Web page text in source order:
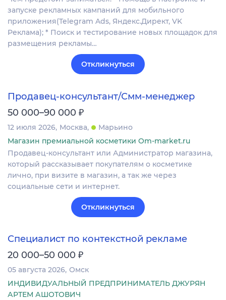
запуске рекламных кампаний для мобильного
приложения(Telegram Ads, Яндекс.Директ, VK
Реклама); * Поиск и тестирование новых площадок для
размещения рекламы…
Откликнуться
Продавец-консультант/Смм-менеджер
50 000–90 000 ₽
12 июля 2026 Москва
Марьино
Магазин премиальной косметики Om-market.ru
Продавец-консультант или Администратор магазина,
который рассказывает покупателям о косметике
лично, при визите в магазин, а так же через
социальные сети и интернет.
Откликнуться
Специалист по контекстной рекламе
20 000–50 000 ₽
05 августа 2026 Омск
ИНДИВИДУАЛЬНЫЙ ПРЕДПРИНИМАТЕЛЬ ДЖУРЯН
АРТЕМ АШОТОВИЧ